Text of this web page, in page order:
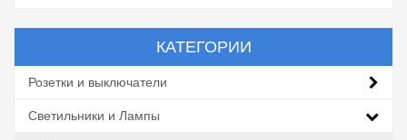
КАТЕГОРИИ
Розетки и выключатели
Светильники и Лампы